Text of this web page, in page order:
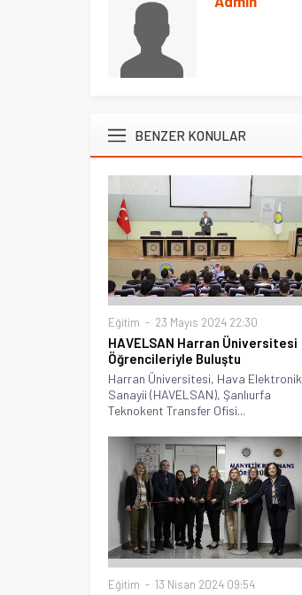
BENZER KONULAR
Eğitim 23 Mayıs 2024 22:30
HAVELSAN Harran Üniversitesi
Öğrencileriyle Buluştu
Harran Üniversitesi, Hava Elektronik
Sanayii (HAVELSAN), Şanlıurfa
Teknokent Transfer Ofisi...
Eğitim 13 Nisan 2024 09:54